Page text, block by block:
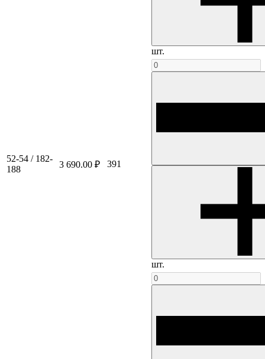
шт.
52-54 / 182-
188
3 690.00 ₽ 391
шт.